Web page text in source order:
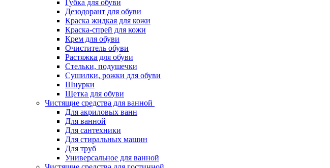
Губка для обуви
Дезодорант для обуви
Краска жидкая для кожи
Краска-спрей для кожи
Крем для обуви
Очиститель обуви
Растяжка для обуви
Стельки, подушечки
Сушилки, рожки для обуви
Шнурки
Щетка для обуви
Чистящие средства для ванной
Для акриловых ванн
Для ванной
Для сантехники
Для стиральных машин
Для труб
Универсальное для ванной